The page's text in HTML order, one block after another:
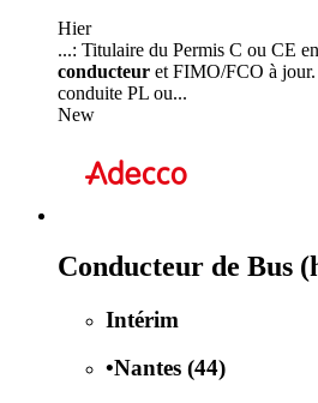
Hier
...: Titulaire du Permis C ou CE
conducteur et FIMO/FCO à jour.
conduite PL ou...
New
Conducteur de Bus
Intérim
•Nantes (44)